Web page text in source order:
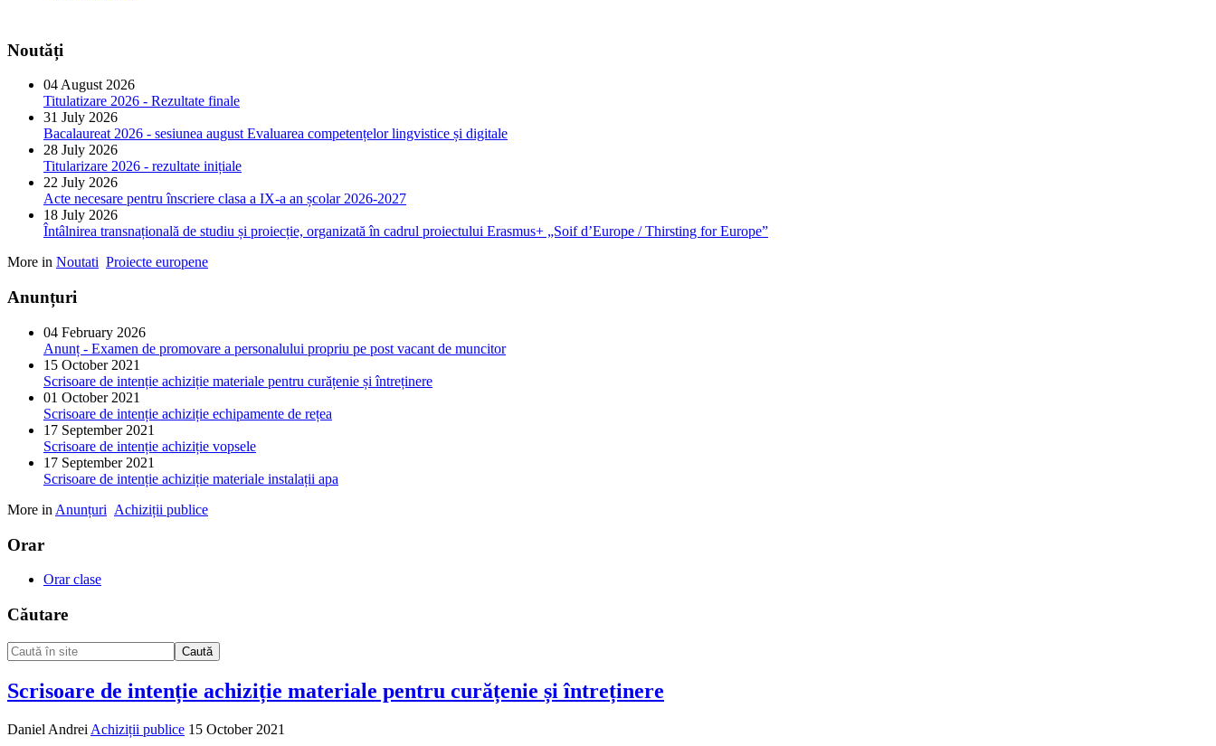
Noutăți
04 August 2026
Titulatizare 2026 - Rezultate finale
31 July 2026
Bacalaureat 2026 - sesiunea august Evaluarea competențelor lingvistice și digitale
28 July 2026
Titularizare 2026 - rezultate inițiale
22 July 2026
Acte necesare pentru înscriere clasa a IX-a an școlar 2026-2027
18 July 2026
Întâlnirea transnațională de studiu și proiecție, organizată în cadrul proiectului Erasmus+ „Soif d’Europe / Thirsting for Europe”
More in Noutati Proiecte europene
Anunțuri
04 February 2026
Anunț - Examen de promovare a personalului propriu pe post vacant de muncitor
15 October 2021
Scrisoare de intenție achiziție materiale pentru curățenie și întreținere
01 October 2021
Scrisoare de intenție achiziție echipamente de rețea
17 September 2021
Scrisoare de intenție achiziție vopsele
17 September 2021
Scrisoare de intenție achiziție materiale instalații apa
More in Anunțuri Achiziții publice
Orar
Orar clase
Căutare
Caută
Scrisoare de intenție achiziție materiale pentru curățenie și întreținere
Daniel Andrei Achiziții publice 15 October 2021